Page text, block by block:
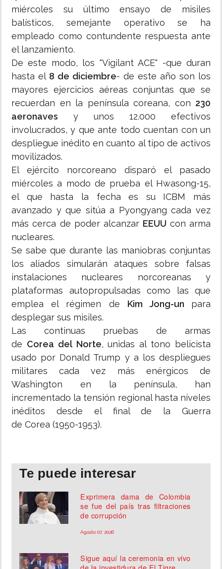
miércoles su último ensayo de misiles
balísticos, semejante operativo se ha
empleado como contundente respuesta ante
el lanzamiento.
De este modo, los "Vigilant ACE" -que duran
hasta el 8 de diciembre- de este año son los
mayores ejercicios aéreas conjuntas que se
recuerdan en la península coreana, con 230
aeronaves y unos 12.000 efectivos
involucrados, y que ante todo cuentan con un
despliegue inédito en cuanto al tipo de activos
movilizados.
El ejército norcoreano disparó el pasado
miércoles a modo de prueba el Hwasong-15,
el que hasta la fecha es su ICBM más
avanzado y que sitúa a Pyongyang cada vez
más cerca de poder alcanzar EEUU con arma
nucleares.
Se sabe que durante las maniobras conjuntas
los aliados simularán ataques sobre falsas
instalaciones nucleares norcoreanas y
plataformas autopropulsadas como las que
emplea el régimen de Kim Jong-un para
desplegar sus misiles.
Las continuas pruebas de armas
de Corea del Norte, unidas al tono belicista
usado por Donald Trump y a los despliegues
militares cada vez más enérgicos de
Washington en la península, han
incrementado la tensión regional hasta niveles
inéditos desde el final de la Guerra
de Corea (1950-1953).
Te puede interesar
Exprimera dama de Colombia
se fue del país tras filtraciones
de corrupción
Agosto 07, 2026
Sigue aquí la ceremonia en vivo